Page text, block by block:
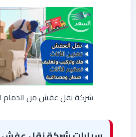
شركة نقل عفش من الدمام